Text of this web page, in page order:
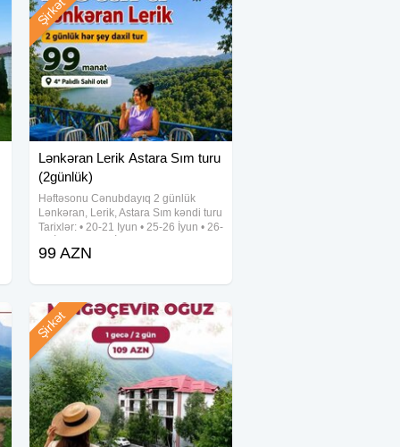
Lənkəran Lerik Astara Sım turu
(2günlük)
Həftəsonu Cənubdayıq 2 günlük
Lənkəran, Lerik, Astara Sım kəndi turu
Tarixlər: • 20-21 Iyun • 25-26 İyun • 26-
Qiymət: Standart paket: 99 Azn Full
Şirkət
99 AZN
Şirkət